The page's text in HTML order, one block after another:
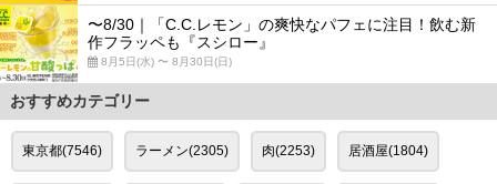
〜8/30｜「C.C.レモン」の爽快なパフェに注目！飲む新
作フラッペも『スシロー』
8月5日(水) 〜 8月30日(日)
おすすめカテゴリー
東京都(7546) ラーメン(2305) 肉(2253) 居酒屋(1804)